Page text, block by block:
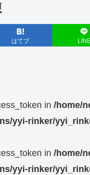
はてブ
in /home/
yyi-rinker/
in /home/
yyi-rinker/